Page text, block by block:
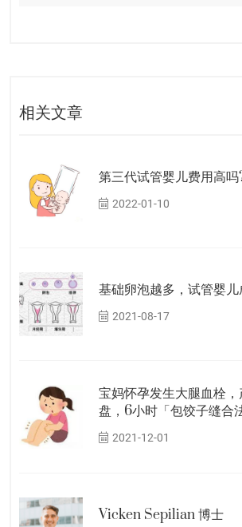
相关文章
第三代试管婴儿费用高吗
2022-01-10
基础卵泡越多，试管婴
2021-08-17
宝妈怀孕发生大腿血栓
盘，6小时「包饺子缝合
2021-12-01
Vicken Sepilian 博士